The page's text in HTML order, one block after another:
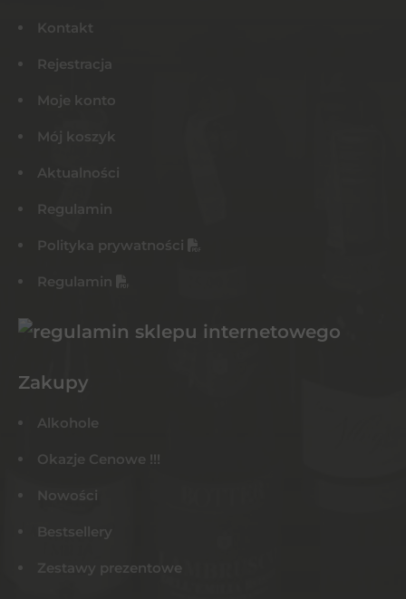
Kontakt
Rejestracja
Moje konto
Mój koszyk
Aktualności
Regulamin
Polityka prywatności
Regulamin
Zakupy
Alkohole
Okazje Cenowe !!!
Nowości
Bestsellery
Zestawy prezentowe